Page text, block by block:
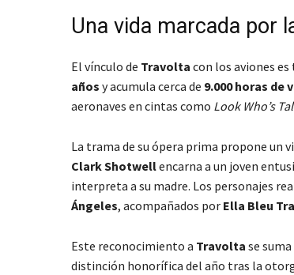
Una vida marcada por
El vínculo de Travolta con los aviones
años y acumula cerca de 9.000 horas de
aeronaves en cintas como Look Who’s
La trama de su ópera prima propone un
Clark Shotwellencarna a un joven
interpreta a su madre. Los personajes
Ángeles, acompañados por Ella Bleu
Este reconocimiento a Travolta se
distinción honorífica del año tras la